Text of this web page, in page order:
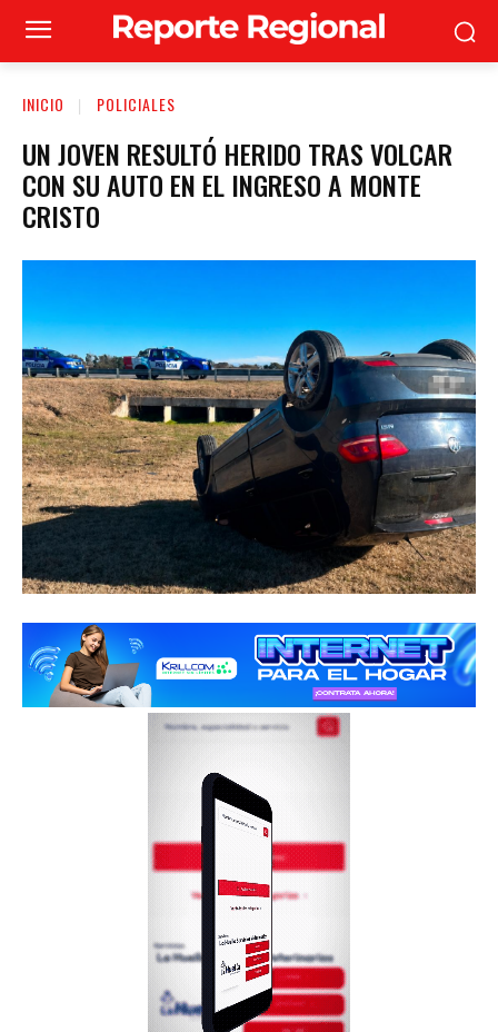
INICIO POLICIALES
UN JOVEN RESULTÓ HERIDO TRAS VOLCAR
CON SU AUTO EN EL INGRESO A MONTE
CRISTO